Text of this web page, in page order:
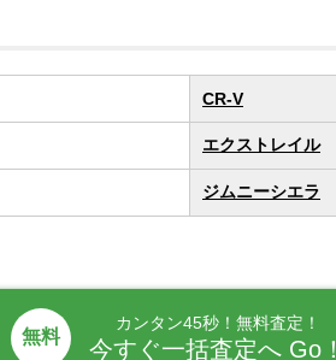
CR-V
エクストレイル
ジムニーシエラ
無料
カンタン45秒！無料査定！
今すぐ一括査定へ Go！